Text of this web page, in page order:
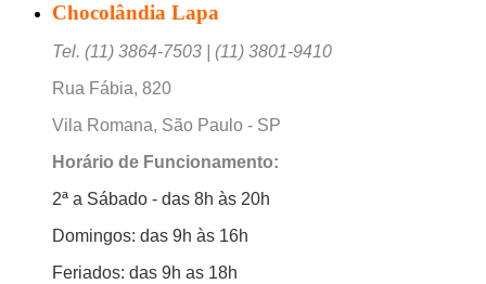
Chocolândia Lapa
Tel. (11) 3864-7503 | (11) 3801-9410
Rua Fábia, 820
Vila Romana, São Paulo - SP
Horário de Funcionamento:
2ª a Sábado - das 8h às 20h
Domingos: das 9h às 16h
Feriados: das 9h as 18h